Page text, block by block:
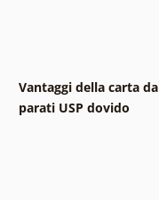
Vantaggi della carta da
parati USP dovido